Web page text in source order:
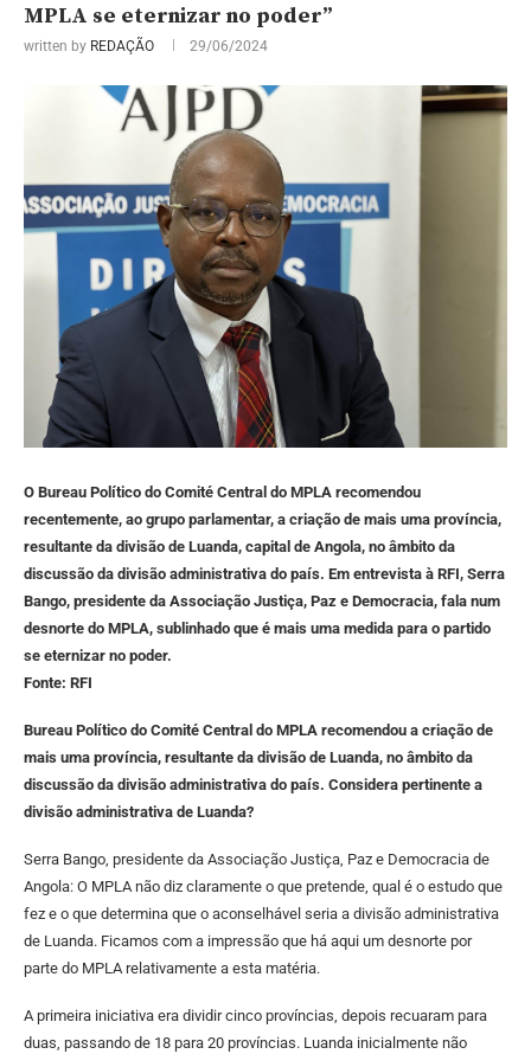
MPLA se eternizar no poder”
written by REDAÇÃO 29/06/2024
O Bureau Político do Comité Central do MPLA recomendou
recentemente, ao grupo parlamentar, a criação de mais uma província,
resultante da divisão de Luanda, capital de Angola, no âmbito da
discussão da divisão administrativa do país. Em entrevista à RFI, Serra
Bango, presidente da Associação Justiça, Paz e Democracia, fala num
desnorte do MPLA, sublinhado que é mais uma medida para o partido
se eternizar no poder.
Fonte: RFI
Bureau Político do Comité Central do MPLA recomendou a criação de
mais uma província, resultante da divisão de Luanda, no âmbito da
discussão da divisão administrativa do país. Considera pertinente a
divisão administrativa de Luanda?
Serra Bango, presidente da Associação Justiça, Paz e Democracia de
Angola: O MPLA não diz claramente o que pretende, qual é o estudo que
fez e o que determina que o aconselhável seria a divisão administrativa
de Luanda. Ficamos com a impressão que há aqui um desnorte por
parte do MPLA relativamente a esta matéria.
A primeira iniciativa era dividir cinco províncias, depois recuaram para
duas, passando de 18 para 20 províncias. Luanda inicialmente não